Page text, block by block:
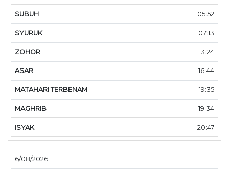
05:52
07:13
13:24
16:44
19:35
19:34
20:47
6/08/2026